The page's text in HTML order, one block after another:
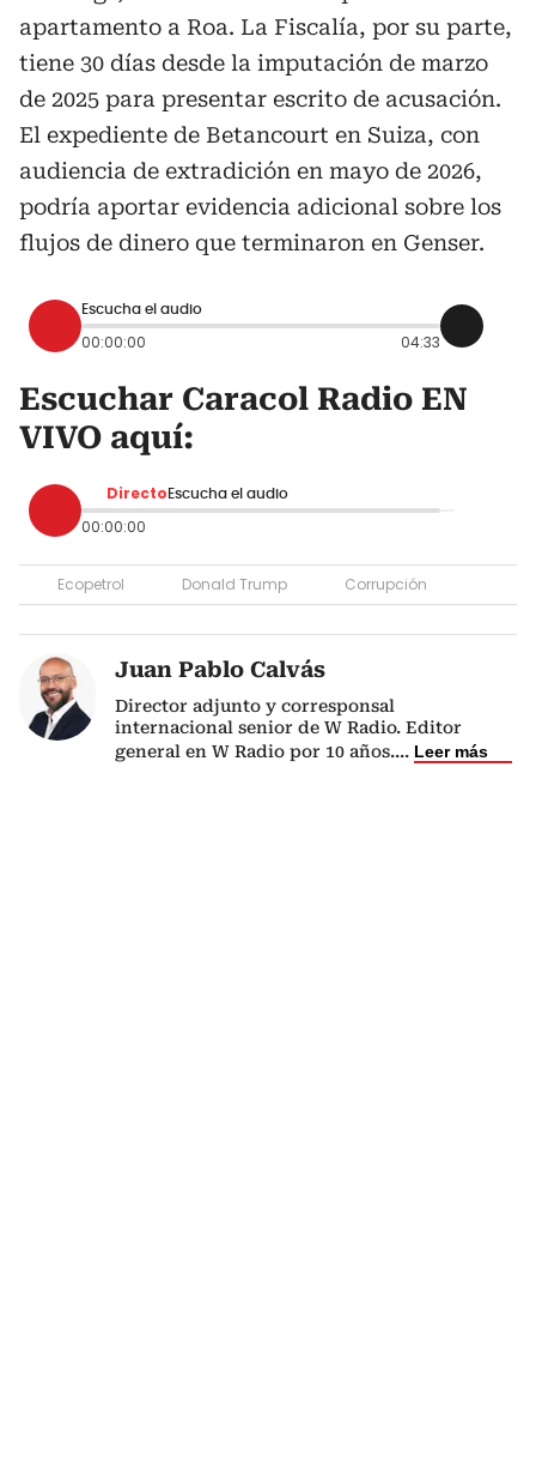
apartamento a Roa. La Fiscalía, por su parte,
tiene 30 días desde la imputación de marzo
de 2025 para presentar escrito de acusación.
El expediente de Betancourt en Suiza, con
audiencia de extradición en mayo de 2026,
podría aportar evidencia adicional sobre los
flujos de dinero que terminaron en Genser.
Escucha el audio
00:00:00 04:33
Escuchar Caracol Radio EN
VIVO aquí:
Directo Escucha el audio
00:00:00
Ecopetrol Donald Trump Corrupción
Juan Pablo Calvás
Director adjunto y corresponsal
internacional senior de W Radio. Editor
general en W Radio por 10 años.... Leer más